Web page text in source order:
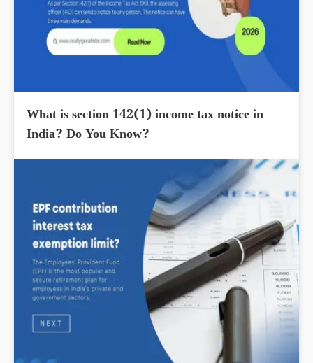
What is section 142(1) income tax notice in
India? Do You Know?